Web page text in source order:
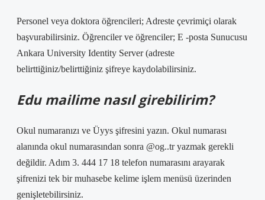
Personel veya doktora öğrencileri; Adreste çevrimiçi olarak
başvurabilirsiniz. Öğrenciler ve öğrenciler; E -posta Sunucusu
Ankara University Identity Server (adreste
belirttiğiniz/belirttiğiniz şifreye kaydolabilirsiniz.
Edu mailime nasıl girebilirim?
Okul numaranızı ve Üyys şifresini yazın. Okul numarası
alanında okul numarasından sonra @og..tr yazmak gerekli
değildir. Adım 3. 444 17 18 telefon numarasını arayarak
şifrenizi tek bir muhasebe kelime işlem menüsü üzerinden
genişletebilirsiniz.